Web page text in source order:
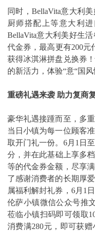
同时，BellaVita意大利
厨师搭配上等意大利
BellaVita意大利美好生
代金券，最高更有200元
获得冰淇淋拼盘兑换券
的新活力，体验“意“国
重磅礼遇来袭 助力复商
豪华礼遇接踵而至，多
当日小镇为每一位顾客
取开门礼一份。6月1日
分，并在此基础上享多
等的代金券金额，尽享
了感谢消费者的长期厚
属福利解封礼券，6月1
伦萨小镇微信公众号推
莅临小镇扫码即可领取
消费满280元，即可获